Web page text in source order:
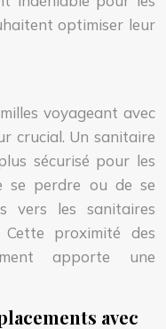
optimiser leur
voyageant avec
crucial. Un sanitaire
sécurisé pour les
se perdre ou de se
vers les sanitaires
proximité des
apporte une
avec